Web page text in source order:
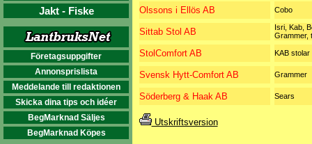
Jakt - Fiske
Företagsuppgifter
Annonsprislista
Meddelande till redaktionen
Skicka dina tips och idéer
BegMarknad Säljes
BegMarknad Köpes
Olssons i Ellös AB Cobo
Sittab Stol AB
Isri, Kab,
Grammer,
StolComfort AB KAB stolar
Svensk Hytt-Comfort AB Grammer
Söderberg & Haak AB Sears
Utskriftsversion